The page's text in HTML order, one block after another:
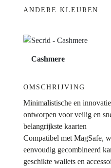
ANDERE KLEUREN
Cashmere
OMSCHRIJVING
Minimalistische en
ontworpen voor veilig en
belangrijkste kaarten
Compatibel met MagSafe,
eenvoudig gecombineerd
geschikte wallets en